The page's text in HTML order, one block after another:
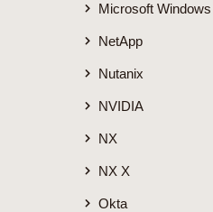
Microsoft Windows
NetApp
Nutanix
NVIDIA
NX
NX X
Okta